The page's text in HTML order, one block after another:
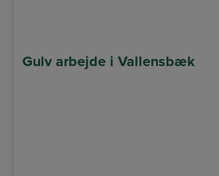
Gulv arbejde i Vallensbæk